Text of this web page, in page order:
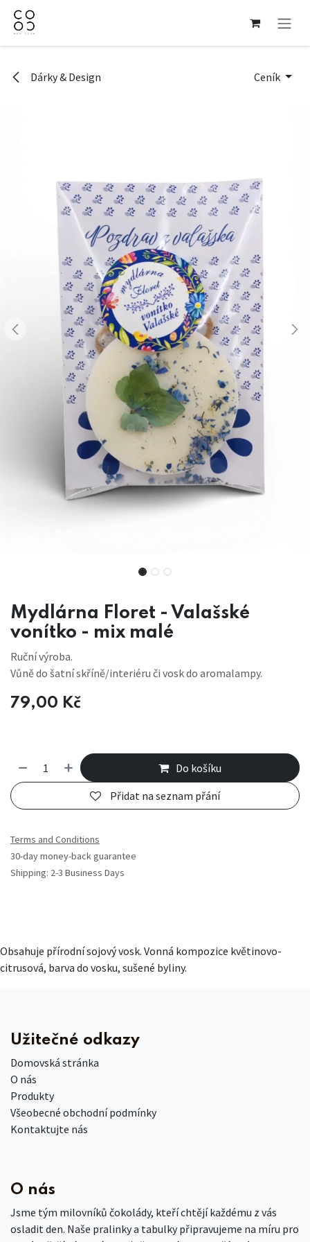
Přejít na obsah
Dárky & Design Ceník
Mydlárna Floret - Valašské
vonítko - mix malé
Ruční výroba.
Vůně do šatní skříně/interiéru či vosk do aromalampy.
79,00 Kč
Do košíku
Přidat na seznam přání
Terms and Conditions
30-day money-back guarantee
Shipping: 2-3 Business Days
Obsahuje přírodní sojový vosk. Vonná kompozice květinovo-
citrusová, barva do vosku, sušené byliny.
Užitečné odkazy
Domovská stránka
O nás
Produkty
Všeobecné obchodní podmínky
Kontaktujte nás
O nás
Jsme tým milovníků čokolády, kteří chtějí každému z vás
osladit den. Naše pralinky a tabulky připravujeme na míru pro